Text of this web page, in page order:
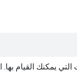
يمكنك القيام